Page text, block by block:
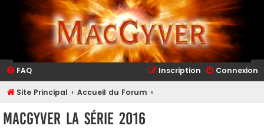
FAQ Connexion
Inscription
Site Principal Accueil du Forum
MacGyver la Série 2016